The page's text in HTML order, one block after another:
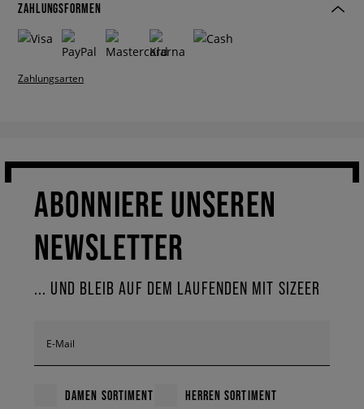
ZAHLUNGSFORMEN
Zahlungsarten
ABONNIERE UNSEREN
NEWSLETTER
... UND BLEIB AUF DEM LAUFENDEN MIT SIZEER
E-Mail
DAMEN SORTIMENT HERREN SORTIMENT